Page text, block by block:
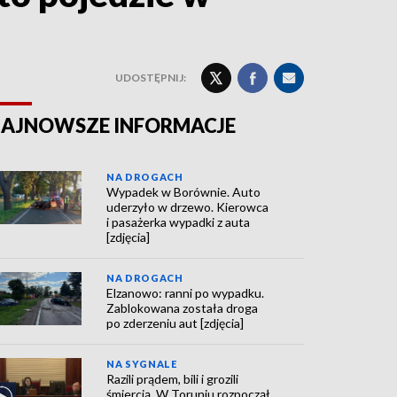
UDOSTĘPNIJ:
INFORMACJE
NA DROGACH
Wypadek w Borównie. Auto
uderzyło w drzewo. Kierowca
i pasażerka wypadki z auta
[zdjęcia]
NA DROGACH
Elzanowo: ranni po wypadku.
Zablokowana została droga
po zderzeniu aut [zdjęcia]
NA SYGNALE
Razili prądem, bili i grozili
śmiercią. W Toruniu rozpoczął